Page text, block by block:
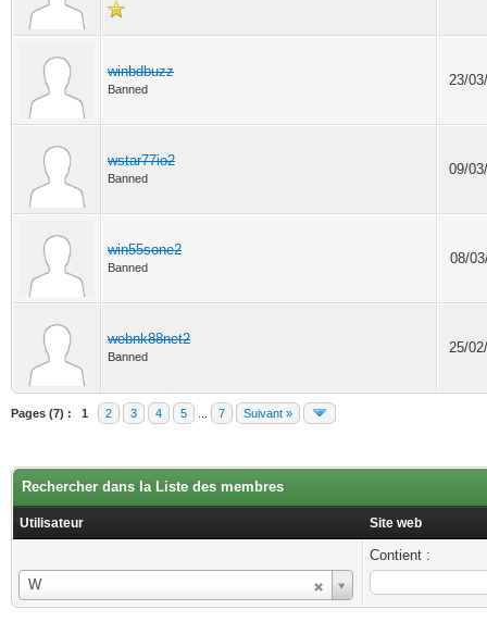
winbdbuzz
Banned
23/
wstar77io2
Banned
09/
win55sone2
Banned
08/
webnk88net2
Banned
25/
Pages (7) : 1 2 3 4 5 7 Suivant »
Rechercher dans la Liste des membres
Utilisateur Site web
W
Utilisateur
Contient :